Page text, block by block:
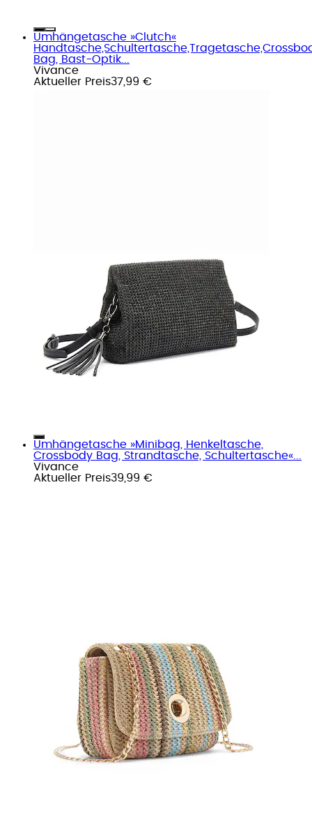
Umhängetasche »Clutch«
Bag, Bast-Optik...
Vivance
Aktueller Preis37,99 €
Umhängetasche »Minibag, Henkeltasche,
Crossbody Bag, Strandtasche, Schultertasche«...
Vivance
Aktueller Preis39,99 €